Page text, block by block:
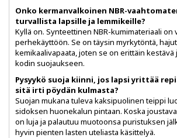
Onko kermanvalkoinen NBR-
turvallista lapsille ja lemmikeille?
Kyllä on. Synteettinen NBR-kumimateriaali on
perhekäyttöön. Se on täysin myrkytöntä,
kemikaalivapaata, joten se on erittäin kestävä
kodin suojaukseen.
Pysyykö suoja kiinni, jos lapsi yrittää
sitä irti pöydän kulmasta?
Suojan mukana tuleva kaksipuolinen teippi
sidoksen huonekalun pintaan. Koska
on luja ja palautuu muotoonsa puristuksen
hyvin pienten lasten uteliasta käsittelyä.